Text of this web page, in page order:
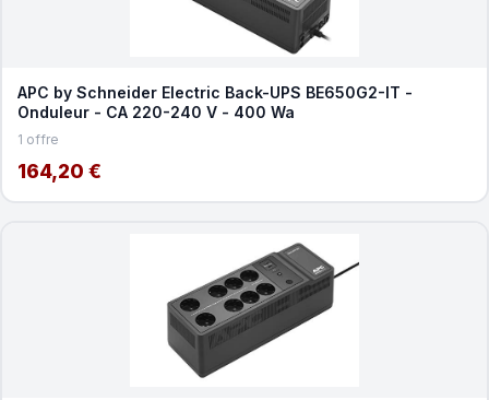
APC by Schneider Electric Back-UPS BE650G2-IT -
Onduleur - CA 220-240 V - 400 Wa
1 offre
164,20 €